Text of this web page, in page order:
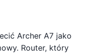
Archer A7 jako
Router, który